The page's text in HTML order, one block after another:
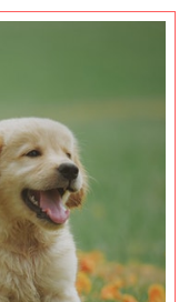
tips
voor
Outdoor